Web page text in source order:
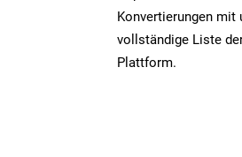
Konvertierungen mit
vollständige Liste
Plattform.